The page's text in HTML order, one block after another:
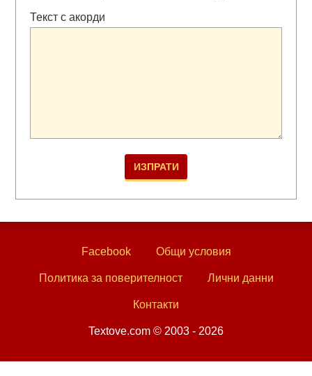
Текст с акорди
Facebook Общи условия
Политика за поверителност Лични данни
Контакти
Textove.com © 2003 - 2026